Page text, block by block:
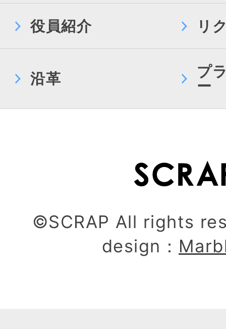
役員紹介 リ
沿革
プ
ー
©SCRAP All rights
design：